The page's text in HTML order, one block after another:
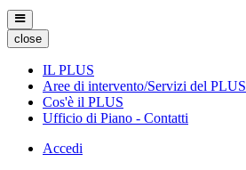
close
IL PLUS
Aree di intervento/Servizi del PLUS
Cos'è il PLUS
Ufficio di Piano - Contatti
Accedi